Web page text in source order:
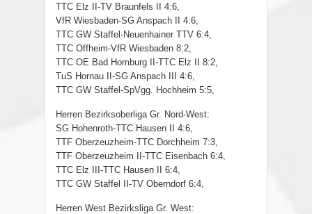
TTC Elz II-TV Braunfels II 4:6,
VfR Wiesbaden-SG Anspach II 4:6,
TTC GW Staffel-Neuenhainer TTV 6:4,
TTC Offheim-VfR Wiesbaden 8:2,
TTC OE Bad Homburg II-TTC Elz II 8:2,
TuS Hornau II-SG Anspach III 4:6,
TTC GW Staffel-SpVgg. Hochheim 5:5,
Herren Bezirksoberliga Gr. Nord-West:
SG Hohenroth-TTC Hausen II 4:6,
TTF Oberzeuzheim-TTC Dorchheim 7:3,
TTF Oberzeuzheim II-TTC Eisenbach 6:4,
TTC Elz III-TTC Hausen II 6:4,
TTC GW Staffel II-TV Oberndorf 6:4,
Herren West Bezirksliga Gr. West: